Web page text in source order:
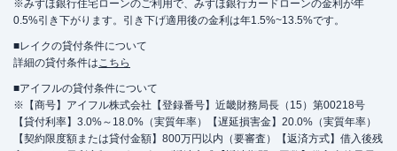
※みずほ銀行住宅ローンのご利用で、みずほ銀行カードローンの金利が年
0.5%引き下がります。引き下げ適用後の金利は年1.5%~13.5%です。
■レイクの貸付条件について
詳細の貸付条件はこちら
■アイフルの貸付条件について
※【商号】アイフル株式会社【登録番号】近畿財務局長（15）第00218号
【貸付利率】3.0%～18.0%（実質年率）【遅延損害金】20.0%（実質年率）
【契約限度額または貸付金額】800万円以内（要審査）【返済方式】借入後残